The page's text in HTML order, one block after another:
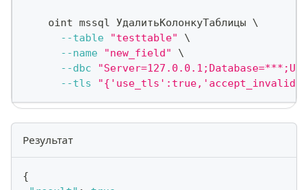
    oint mssql УдалитьКолонкуТаблицы
\
--table
"testtable"
\
--name
"new_field"
\
--dbc
--tls
Результат
{